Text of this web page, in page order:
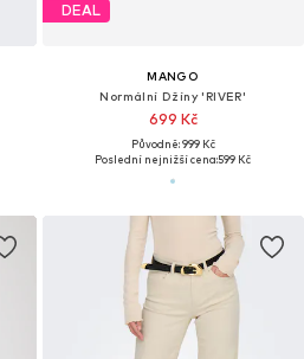
DEAL
MANGO
Normální Džíny 'RIVER'
699 Kč
Původně: 999 Kč
Poslední nejnižší cena:599 Kč